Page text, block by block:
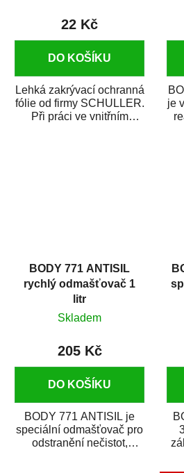
22 Kč
DO KOŠÍKU
Lehká zakrývací ochranná
fólie od firmy SCHULLER.
Při práci ve vnitřním
je
BODY 771 ANTISIL
rychlý odmašťovač 1
litr
Skladem
205 Kč
DO KOŠÍKU
BODY 771 ANTISIL je
speciální odmašťovač pro
odstranění nečistot,